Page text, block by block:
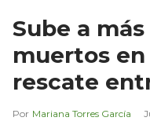
Sube a
muertos en
rescate
Mariana Torres García